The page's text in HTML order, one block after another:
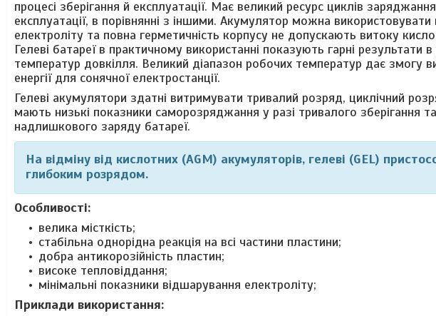
процесі зберігання й експлуатації. Має великий ресурс циклів
експлуатації, в порівнянні з іншими. Акумулятор можна
електроліту та повна герметичність корпусу не допускають витоку
Гелеві батареї в практичному використанні показують гарні результати
температур довкілля. Великий діапазон робочих температур дає змогу
енергії для сонячної електростанції.
Гелеві акумулятори здатні витримувати тривалий розряд, циклічний
мають низькі показники саморозряджання у разі тривалого зберігання
надлишкового заряду батареї.
На відміну від кислотних (AGM) акумуляторів, гелеві (GEL)
глибоким розрядом.
Особливості:
велика місткість;
стабільна однорідна реакція на всі частини пластини;
добра антикорозійність пластин;
високе тепловіддання;
мінімальні показники відшарування електроліту;
Приклади використання: